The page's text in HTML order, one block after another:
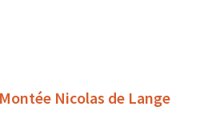
Nicolas de Lange